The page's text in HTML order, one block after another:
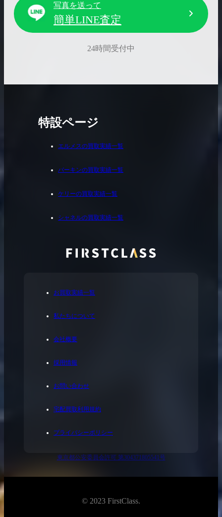
写真を送って
簡単LINE査定
24時間受付中
お買取実績一覧
私たちについて
会社概要
採用情報
お問い合わせ
宅配買取利用規約
プライバシーポリシー
東京都公安委員会許可 第304371805541号
特設ページ
エルメスの買取実績一覧
バーキンの買取実績一覧
ケリーの買取実績一覧
シャネルの買取実績一覧
© 2023 FirstClass.